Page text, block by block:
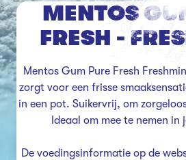
MENTOS
FRESH -
Mentos Gum Pure Fresh
zorgt voor een frisse
in een pot. Suikervrij, om
Ideaal om mee te nemen in
De voedingsinformatie op de